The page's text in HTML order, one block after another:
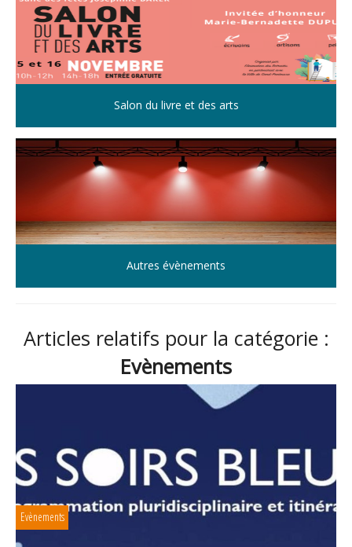
Salon du livre et des arts
Autres évènements
Articles relatifs pour la catégorie :
Evènements
Evènements